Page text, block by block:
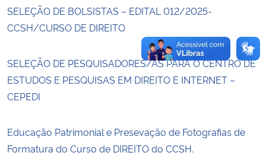
Banco Central do Brasil
SELEÇÃO DE BOLSISTAS – EDITAL 012/2025-
CCSH/CURSO DE DIREITO
SELEÇÃO DE PESQUISADORES/AS PARA O CENTRO DE
ESTUDOS E PESQUISAS EM DIREITO E INTERNET –
CEPEDI
Educação Patrimonial e Presevação de Fotografias de
Formatura do Curso de DIREITO do CCSH.